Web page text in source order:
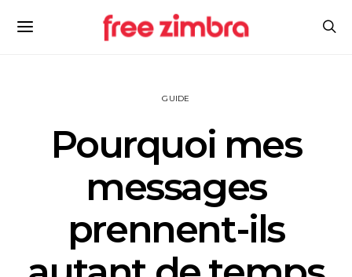
GUIDE
Pourquoi mes
messages
prennent-ils